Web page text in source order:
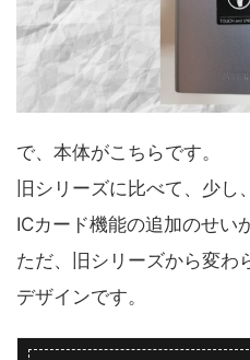
で、本体がこちらです。
旧シリーズに比べて、少し
ICカード機能の追加のせい
ただ、旧シリーズから変わ
デザインです。